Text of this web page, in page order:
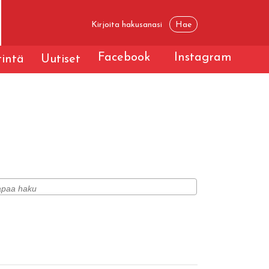
Uutiset Facebook Instagram